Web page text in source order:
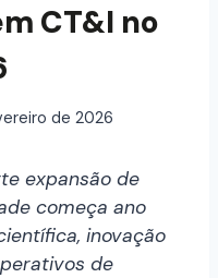
CT&I no
de 2026
expansão de
começa ano
inovação
de